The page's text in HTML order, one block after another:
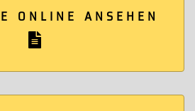
online ansehen